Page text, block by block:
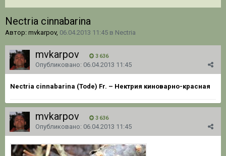
Nectria cinnabarina
Автор: mvkarpov, 06.04.2013 11:45 в Nectria
mvkarpov 3 636
Опубликовано: 06.04.2013 11:45
Nectria cinnabarina (Tode) Fr. – Нектрия киноварно-красная
mvkarpov 3 636
Опубликовано: 06.04.2013 11:45